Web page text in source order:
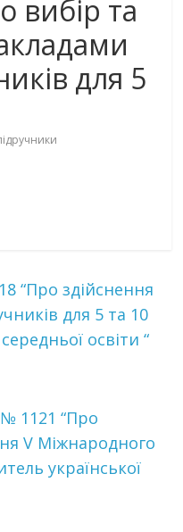
вибір та
для 5
“Про здійснення
для 5 та 10
освіти “
1121 “Про
V Міжнародного
української